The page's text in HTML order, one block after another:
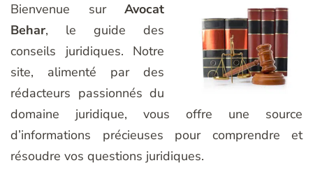
Bienvenue sur Avocat
Behar, le guide des
conseils juridiques. Notre
site, alimenté par des
rédacteurs passionnés du
domaine juridique, vous offre une source
d’informations précieuses pour comprendre et
résoudre vos questions juridiques.